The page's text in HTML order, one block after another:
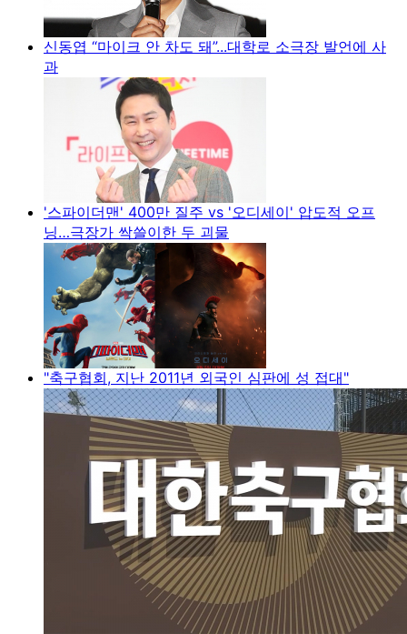
신동엽 “마이크 안 차도 돼”...대학로 소극장 발언에 사
과
'스파이더맨' 400만 질주 vs '오디세이' 압도적 오프
닝…극장가 싹쓸이한 두 괴물
"축구협회, 지난 2011년 외국인 심판에 성 접대"